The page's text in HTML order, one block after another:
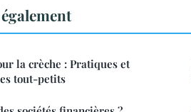
la crèche : Pratiques et
tout-petits